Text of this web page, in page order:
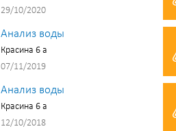
29/10/2020
Анализ воды
Красина 6 а
07/11/2019
Анализ воды
Красина 6 а
12/10/2018